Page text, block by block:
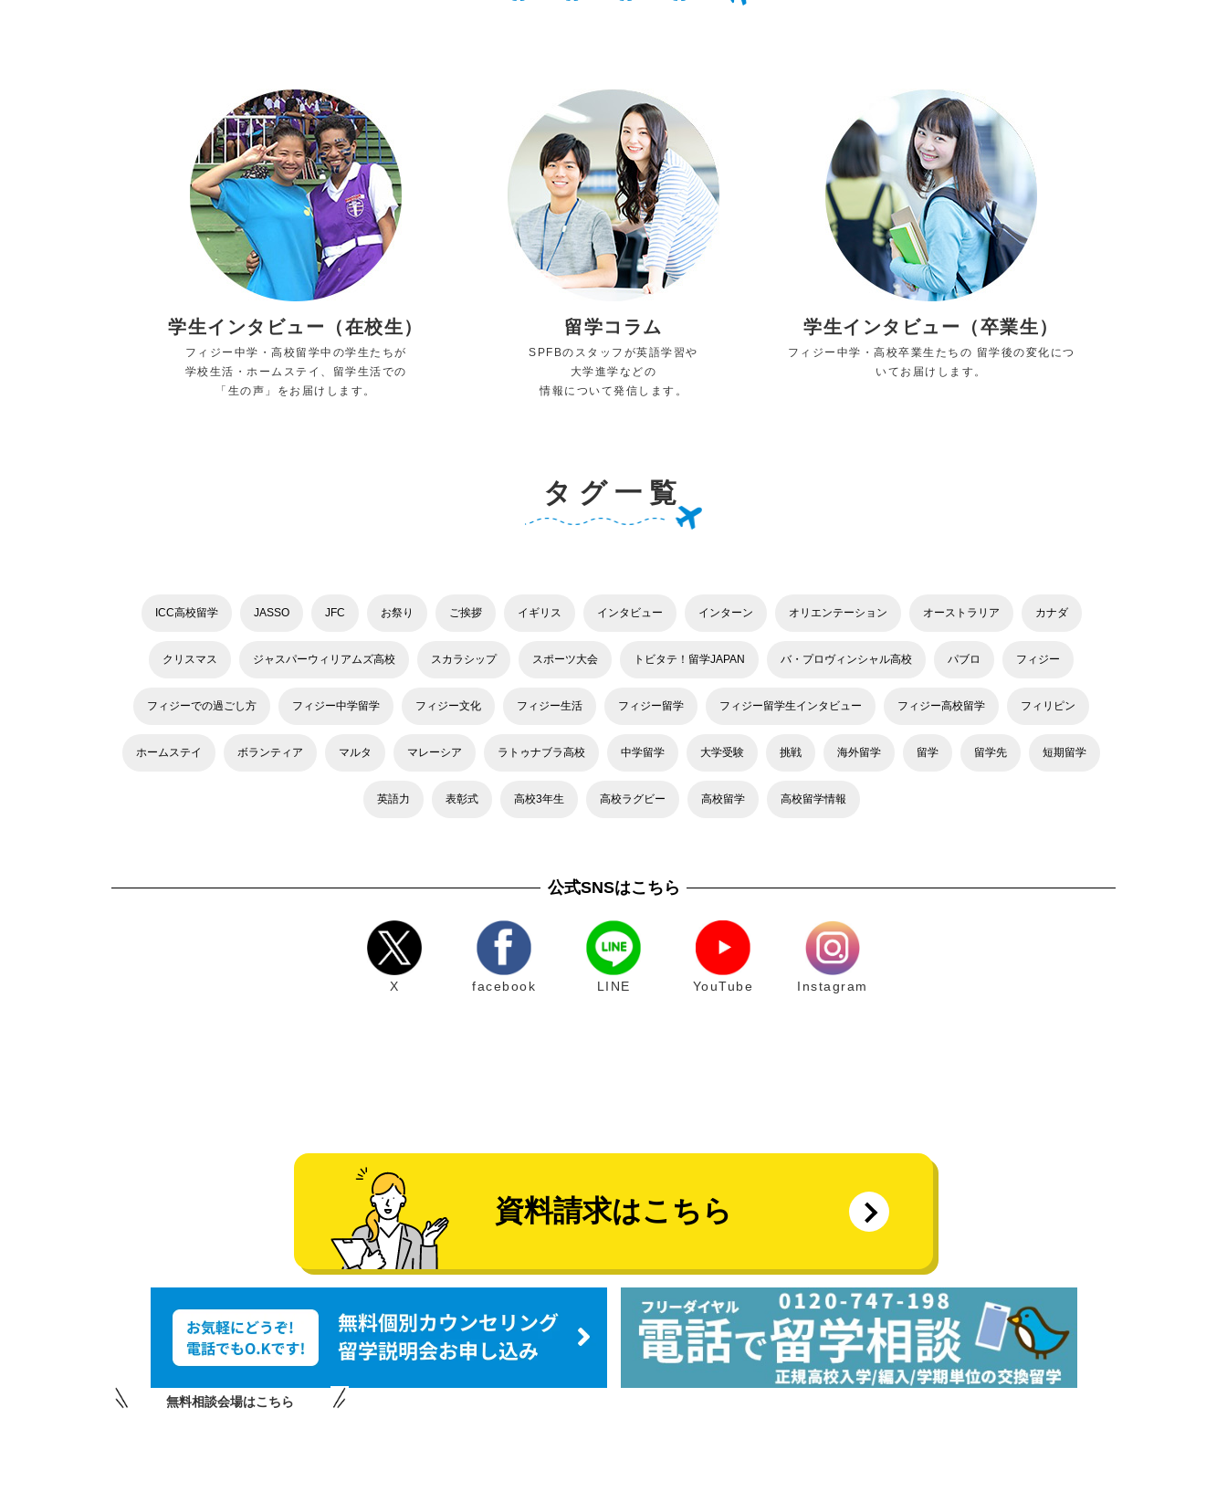
学生インタビュー（在校生）
フィジー中学・高校留学中の学生たちが
学校生活・ホームステイ、留学生活での
「生の声」をお届けします。
留学コラム
SPFBのスタッフが英語学習や
大学進学などの
情報について発信します。
学生インタビュー（卒業生）
フィジー中学・高校卒業生たちの 留学後の変化につ
いてお届けします。
タグ一覧
ICC高校留学 JASSO JFC お祭り ご挨拶 イギリス インタビュー インターン オリエンテーション オーストラリア カナダ
クリスマス ジャスパーウィリアムズ高校 スカラシップ スポーツ大会 トビタテ！留学JAPAN バ・プロヴィンシャル高校 パブロ フィジー
フィジーでの過ごし方 フィジー中学留学 フィジー文化 フィジー生活 フィジー留学 フィジー留学生インタビュー フィジー高校留学 フィリピン
ホームステイ ボランティア マルタ マレーシア ラトゥナブラ高校 中学留学 大学受験 挑戦 海外留学 留学 留学先 短期留学
英語力 表彰式 高校3年生 高校ラグビー 高校留学 高校留学情報
公式SNSはこちら
X facebook LINE YouTube Instagram
資料請求はこちら
無料相談会場はこちら